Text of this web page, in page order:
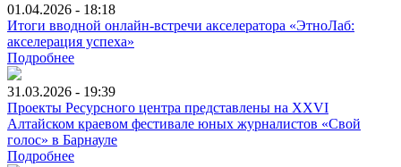
01.04.2026 - 18:18
Итоги вводной онлайн‑встречи акселератора «ЭтноЛаб:
акселерация успеха»
Подробнее
31.03.2026 - 19:39
Проекты Ресурсного центра представлены на XXVI
Алтайском краевом фестивале юных журналистов «Свой
голос» в Барнауле
Подробнее